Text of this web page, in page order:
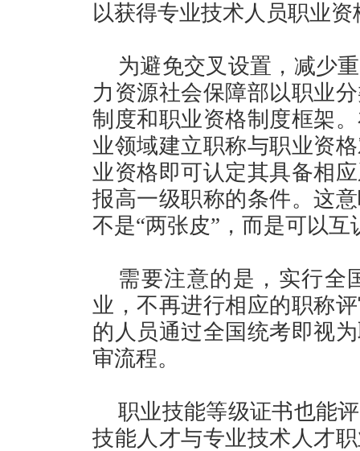
以获得专业技术人员职业
为避免交叉设置，减少
力资源社会保障部以职业
制度和职业资格制度框架
业领域建立职称与职业资
业资格即可认定其具备相
报高一级职称的条件。这
不是“两张皮”，而是可以互
需要注意的是，实行全
业，不再进行相应的职称
的人员通过全国统考即视
审流程。
职业技能等级证书也能
技能人才与专业技术人才